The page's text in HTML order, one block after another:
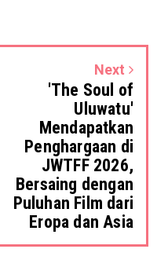
Next
'The Soul of
Uluwatu'
Mendapatkan
Penghargaan di
JWTFF 2026,
Bersaing dengan
Puluhan Film dari
Eropa dan Asia